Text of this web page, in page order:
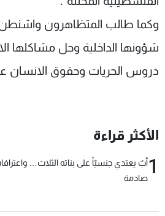
وكما طالب المتظاهرون واشنطن
شؤونها الداخلية وحل مشاكلها
دروس الحريات وحقوق الانسان
الأكثر قراءة
1أبٌ يعتدي جنسيّاً على بناته الثلاث…
صادمة
عن MTV
الإنـتـاج
وظائف
تواصل معنا
سياسة